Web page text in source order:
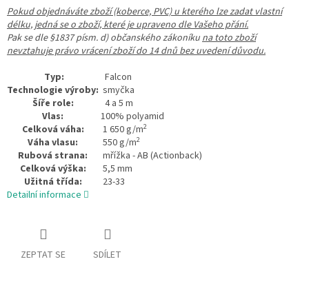
Pokud objednáváte zboží (koberce, PVC) u kterého lze zadat vlastní
délku, jedná se o zboží, které je upraveno dle Vašeho přání.
Pak se dle §1837 písm. d) občanského zákoníku na toto zboží
nevztahuje právo vrácení zboží do 14 dnů bez uvedení důvodu.
Typ:
Falcon
Technologie výroby: smyčka
Šíře role:
4 a 5 m
Vlas:
100% polyamid
Celková váha:
1 650 g/m2
Váha vlasu: 550 g/m2
Rubová strana:
mřížka - AB (Actionback)
Celková výška:
5,5 mm
Užitná třída:
23-33
Detailní informace
ZEPTAT SE SDÍLET